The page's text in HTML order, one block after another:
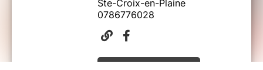
Ste-Croix-en-Plaine
0786776028